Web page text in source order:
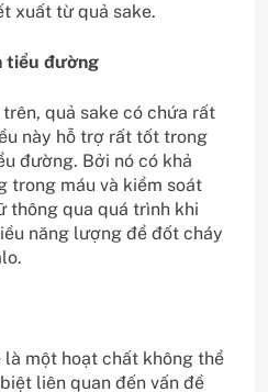
xuất từ quả sake.
tiểu đường
quả sake có chứa rất
này hỗ trợ rất tốt trong
đường. Bởi nó có khả
trong máu và kiểm soát
qua quá trình khi
năng lượng để đốt cháy
một hoạt chất không thể
liên quan đến vấn đề